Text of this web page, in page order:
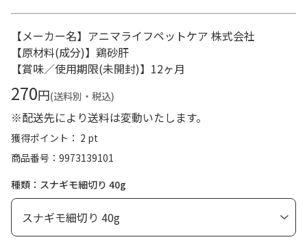
【メーカー名】アニマライフペットケア 株式会社
【原材料(成分)】鶏砂肝
【賞味／使用期限(未開封)】12ヶ月
270円(送料別・税込)
※配送先により送料は変動いたします。
獲得ポイント： 2 pt
商品番号
9973139101
種類：スナギモ細切り 40g